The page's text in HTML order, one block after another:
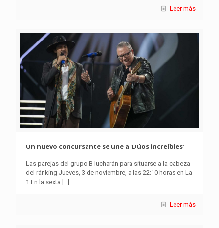
Leer más
Un nuevo concursante se une a ‘Dúos increíbles’
Las parejas del grupo B lucharán para situarse a la cabeza
del ránking Jueves, 3 de noviembre, a las 22:10 horas en La
1 En la sexta […]
Leer más